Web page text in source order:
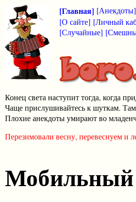
[Главная] [Анекдоты]
[О сайте] [Личный
[Случайные]
Конец света наступит тогда, когда
Чаще прислушивайтесь к шуткам.
Плохие анекдоты умирают во
Перезимовали весну, перевеснуем и
Мобильный